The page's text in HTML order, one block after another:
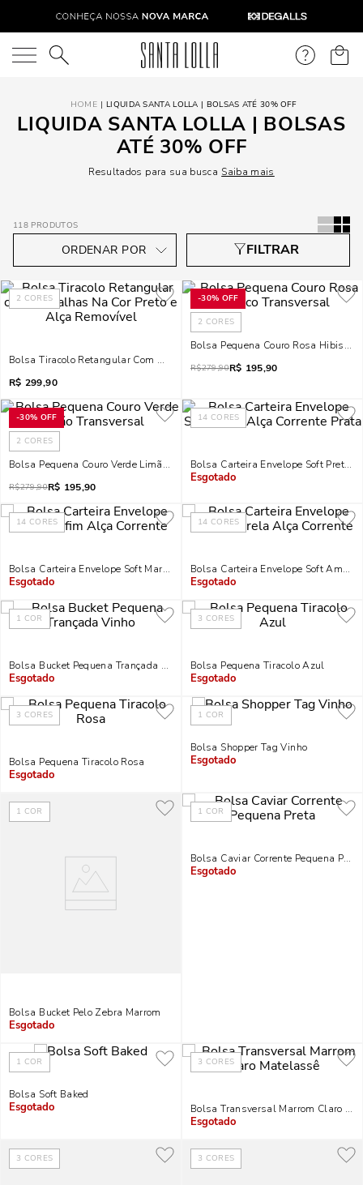
O que você está procurando?
LIQUIDA SANTA LOLLA | BOLSAS ATÉ 30% OFF
LIQUIDA SANTA LOLLA | BOLSAS
ATÉ 30% OFF
Resultados para sua busca Saiba mais
118 PRODUTOS
2 CORES
Bolsa Tiracolo Retangular Com Medalhas Na Cor Preto E Alça Removível
R$ 299,90
-30% OFF
2 CORES
Bolsa Pequena Couro Rosa Hibisco
R$279,90R$ 195,90
-30% OFF
2 CORES
Bolsa Pequena Couro Verde Limão Transversal
R$279,90R$ 195,90
14 CORES
Bolsa Carteira Envelope Soft Preta
Indisponível
14 CORES
Bolsa Carteira Envelope Soft Marfim Alça Corrente
Indisponível
14 CORES
Bolsa Carteira Envelope Soft
Indisponível
1 COR
Bolsa Bucket Pequena Trançada Vinho
Indisponível
3 CORES
Bolsa Pequena Tiracolo Azul
Indisponível
3 CORES
Bolsa Pequena Tiracolo Rosa
Indisponível
1 COR
Bolsa Shopper Tag Vinho
Indisponível
1 COR
Bolsa Bucket Pelo Zebra Marrom
Indisponível
1 COR
Bolsa Caviar Corrente Pequena Preta
Indisponível
1 COR
Bolsa Soft Baked
Indisponível
3 CORES
Bolsa Transversal Marrom Claro
Indisponível
3 CORES 3 CORES